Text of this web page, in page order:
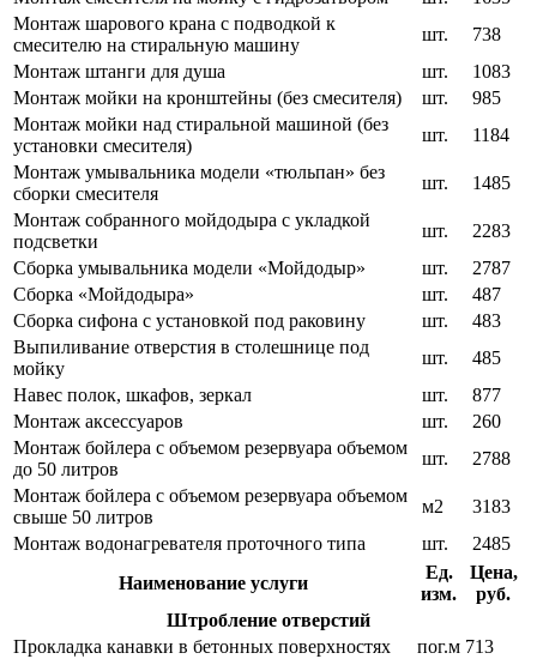
Монтаж шарового крана с подводкой к
смесителю на стиральную машину
шт.
738
Монтаж штанги для душа
шт.
1083
Монтаж мойки на кронштейны (без смесителя)
шт.
985
Монтаж мойки над стиральной машиной (без
установки смесителя)
шт.
1184
Монтаж умывальника модели «тюльпан» без
сборки смесителя
шт.
1485
Монтаж собранного мойдодыра с укладкой
подсветки
шт.
2283
Сборка умывальника модели «Мойдодыр»
шт.
2787
Сборка «Мойдодыра»
шт.
487
Сборка сифона с установкой под раковину
шт.
483
Выпиливание отверстия в столешнице под
мойку
шт.
485
Навес полок, шкафов, зеркал
шт.
877
Монтаж аксессуаров
шт.
260
Монтаж бойлера с объемом резервуара объемом
до 50 литров
шт.
2788
Монтаж бойлера с объемом резервуара объемом
свыше 50 литров
м2
3183
Монтаж водонагревателя проточного типа
шт.
2485
Наименование услуги
Ед.
изм.
Цена,
руб.
Штробление отверстий
Прокладка канавки в бетонных поверхностях
пог.м 713